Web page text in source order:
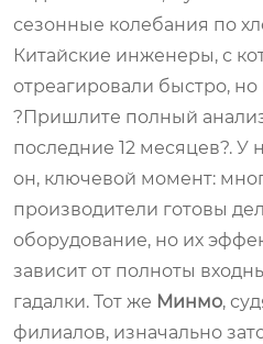
сезонные колебания по
Китайские инженеры, с
отреагировали быстро,
?Пришлите полный
последние 12 месяцев?. У
он, ключевой момент:
производители готовы
оборудование, но их
зависит от полноты
гадалки. Тот же Минмо,
филиалов, изначально